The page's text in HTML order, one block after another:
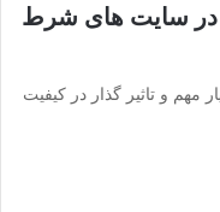
در سایت های شرط
و تاثیر گذار در کیفیت